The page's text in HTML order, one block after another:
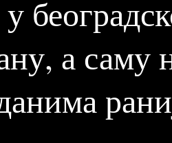
у
а саму